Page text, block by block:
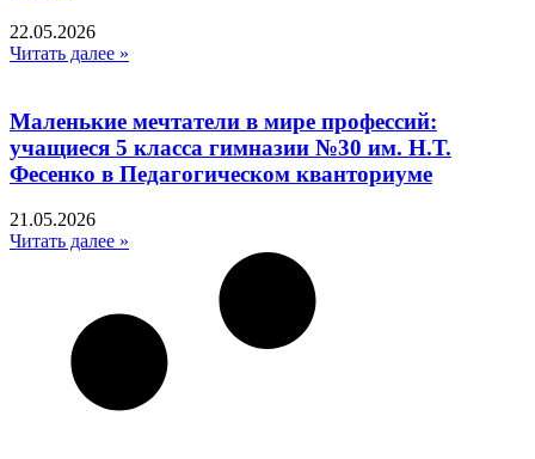
22.05.2026
Читать далее »
Маленькие мечтатели в мире профессий:
учащиеся 5 класса гимназии №30 им. Н.Т.
Фесенко в Педагогическом кванториуме
21.05.2026
Читать далее »